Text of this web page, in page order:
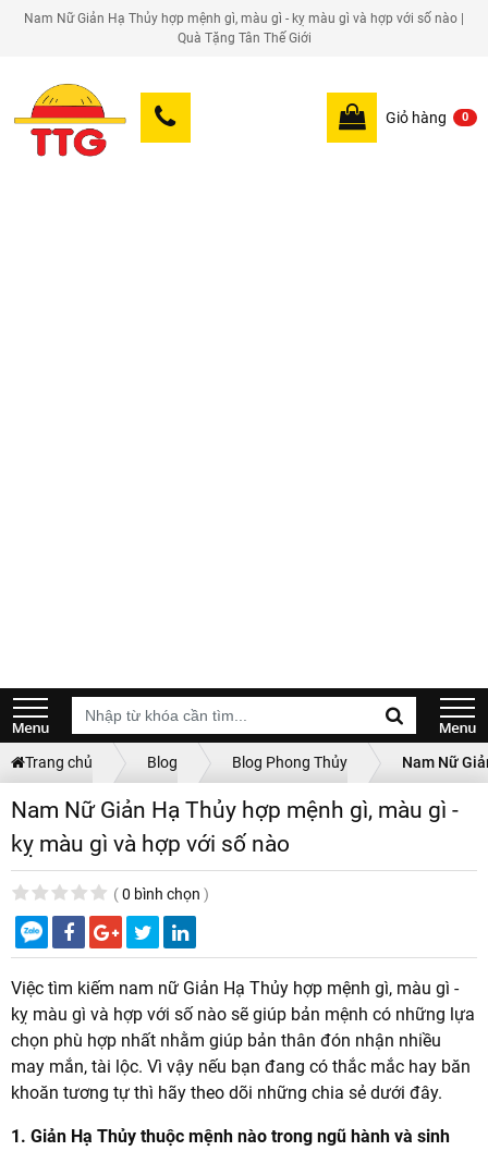
Nam Nữ Giản Hạ Thủy hợp mệnh gì, màu gì - kỵ màu gì và hợp với số nào |
Quà Tặng Tân Thế Giới
Giỏ hàng 0
Trang chủ Blog Blog Phong Thủy Nam Nữ
Nam Nữ Giản Hạ Thủy hợp mệnh gì, màu gì -
kỵ màu gì và hợp với số nào
(0 bình chọn )
Việc tìm kiếm nam nữ Giản Hạ Thủy hợp mệnh gì, màu gì -
kỵ màu gì và hợp với số nào sẽ giúp bản mệnh có những lựa
chọn phù hợp nhất nhằm giúp bản thân đón nhận nhiều
may mắn, tài lộc. Vì vậy nếu bạn đang có thắc mắc hay băn
khoăn tương tự thì hãy theo dõi những chia sẻ dưới đây.
1. Giản Hạ Thủy thuộc mệnh nào trong ngũ hành và sinh